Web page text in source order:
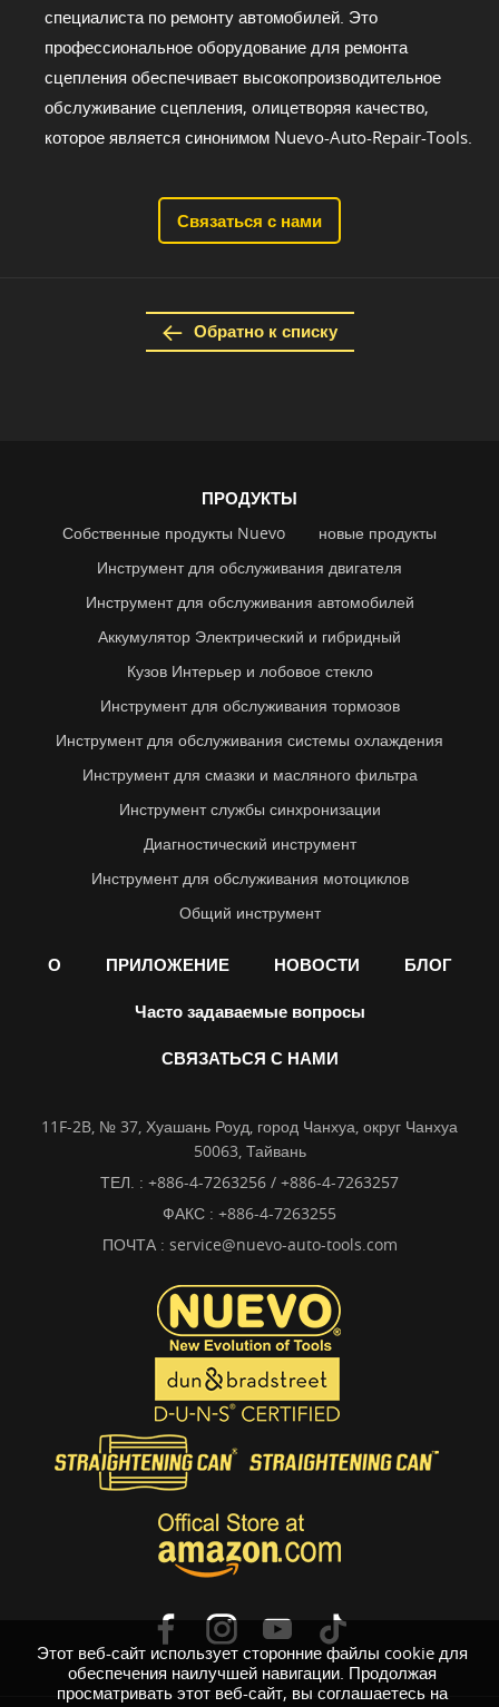
специалиста по ремонту автомобилей. Это
профессиональное оборудование для ремонта
сцепления обеспечивает высокопроизводительное
обслуживание сцепления, олицетворяя качество,
которое является синонимом Nuevo-Auto-Repair-Tools.
Связаться с нами
Обратно к списку
Этот веб-сайт использует сторонние файлы cookie для
обеспечения наилучшей навигации. Продолжая
просматривать этот веб-сайт, вы соглашаетесь на
ПРОДУКТЫ
Собственные продукты Nuevo
новые продукты
Инструмент для обслуживания двигателя
Инструмент для обслуживания автомобилей
Аккумулятор Электрический и гибридный
Кузов Интерьер и лобовое стекло
Инструмент для обслуживания тормозов
Инструмент для обслуживания системы охлаждения
Инструмент для смазки и масляного фильтра
Инструмент службы синхронизации
Диагностический инструмент
Инструмент для обслуживания мотоциклов
Общий инструмент
О ПРИЛОЖЕНИЕ НОВОСТИ БЛОГ
Часто задаваемые вопросы
СВЯЗАТЬСЯ С НАМИ
11F-2B, № 37, Хуашань Роуд, город Чанхуа, округ Чанхуа
50063, Тайвань
ТЕЛ. : +886-4-7263256 / +886-4-7263257
ФАКС : +886-4-7263255
ПОЧТА : service@nuevo-auto-tools.com